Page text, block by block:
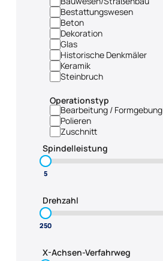
Bestattungswesen
Beton
Dekoration
Glas
Historische Denkmäler
Keramik
Steinbruch
Operationstyp
Bearbeitung / Formgebung
Polieren
Zuschnitt
Spindelleistung
Drehzahl
X-Achsen-Verfahrweg